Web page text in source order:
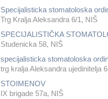
Specijalisticka stomatoloska
Trg Kralja Aleksandra 6/1, NIŠ
SPECIJALISTIČKA
Studenicka 58, NIŠ
specijalisticka stomatoloska
trg kralja Aleksandra ujedinitelja
STOIMENOV
IX brigade 57a, NIŠ